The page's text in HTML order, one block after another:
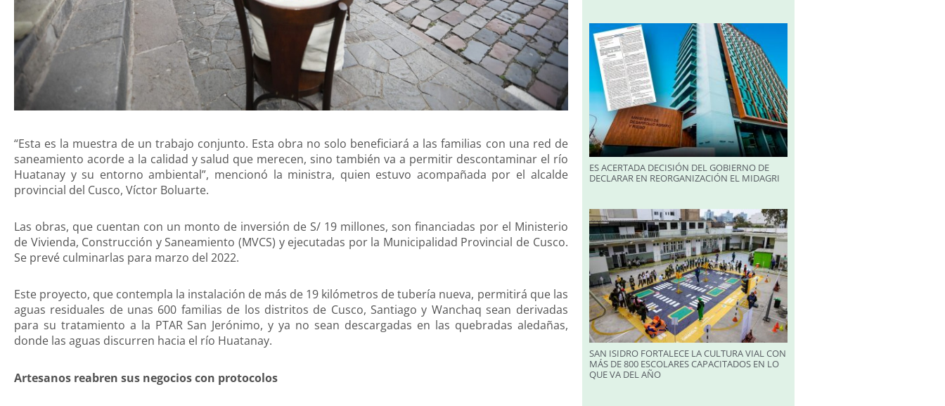
“Esta es la muestra de un trabajo conjunto. Esta obra no solo beneficiará a las familias con una red de
saneamiento acorde a la calidad y salud que merecen, sino también va a permitir descontaminar el río
Huatanay y su entorno ambiental”, mencionó la ministra, quien estuvo acompañada por el alcalde
provincial del Cusco, Víctor Boluarte.
Las obras, que cuentan con un monto de inversión de S/ 19 millones, son financiadas por el Ministerio
de Vivienda, Construcción y Saneamiento (MVCS) y ejecutadas por la Municipalidad Provincial de Cusco.
Se prevé culminarlas para marzo del 2022.
Este proyecto, que contempla la instalación de más de 19 kilómetros de tubería nueva, permitirá que las
aguas residuales de unas 600 familias de los distritos de Cusco, Santiago y Wanchaq sean derivadas
para su tratamiento a la PTAR San Jerónimo, y ya no sean descargadas en las quebradas aledañas,
donde las aguas discurren hacia el río Huatanay.
Artesanos reabren sus negocios con protocolos
ES ACERTADA DECISIÓN DEL GOBIERNO DE
DECLARAR EN REORGANIZACIÓN EL MIDAGRI
SAN ISIDRO FORTALECE LA CULTURA VIAL CON
MÁS DE 800 ESCOLARES CAPACITADOS EN LO
QUE VA DEL AÑO